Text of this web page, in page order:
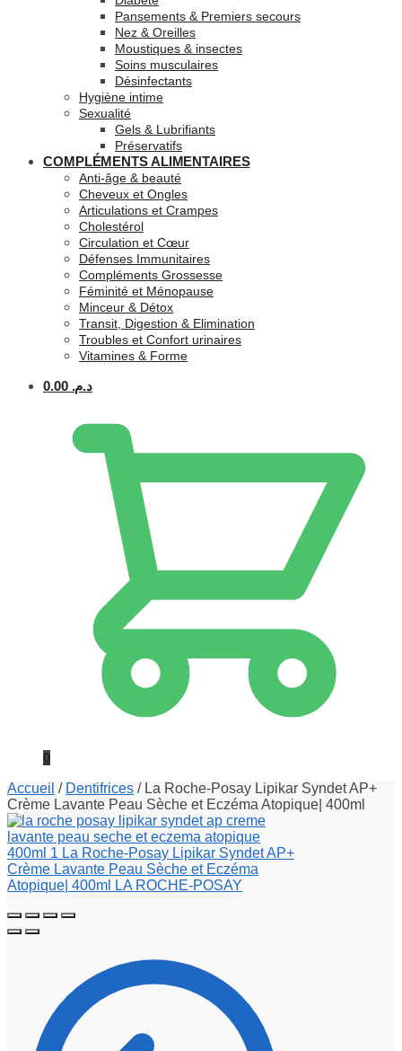
Pansements & Premiers secours
Nez & Oreilles
Moustiques & insectes
Soins musculaires
Désinfectants
Hygiène intime
Sexualité
Gels & Lubrifiants
Préservatifs
COMPLÉMENTS ALIMENTAIRES
Anti-âge & beauté
Cheveux et Ongles
Articulations et Crampes
Cholestérol
Circulation et Cœur
Défenses Immunitaires
Compléments Grossesse
Féminité et Ménopause
Minceur & Détox
Transit, Digestion & Elimination
Troubles et Confort urinaires
Vitamines & Forme
د.م. 0.00
0
Accueil / Dentifrices / La Roche-Posay Lipikar Syndet AP+
Crème Lavante Peau Sèche et Eczéma Atopique| 400ml